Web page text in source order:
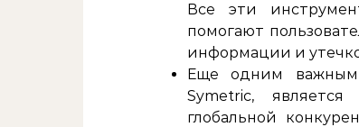
Все эти
помогают
информации и
Еще одним важным
Symetric, является
глобальной